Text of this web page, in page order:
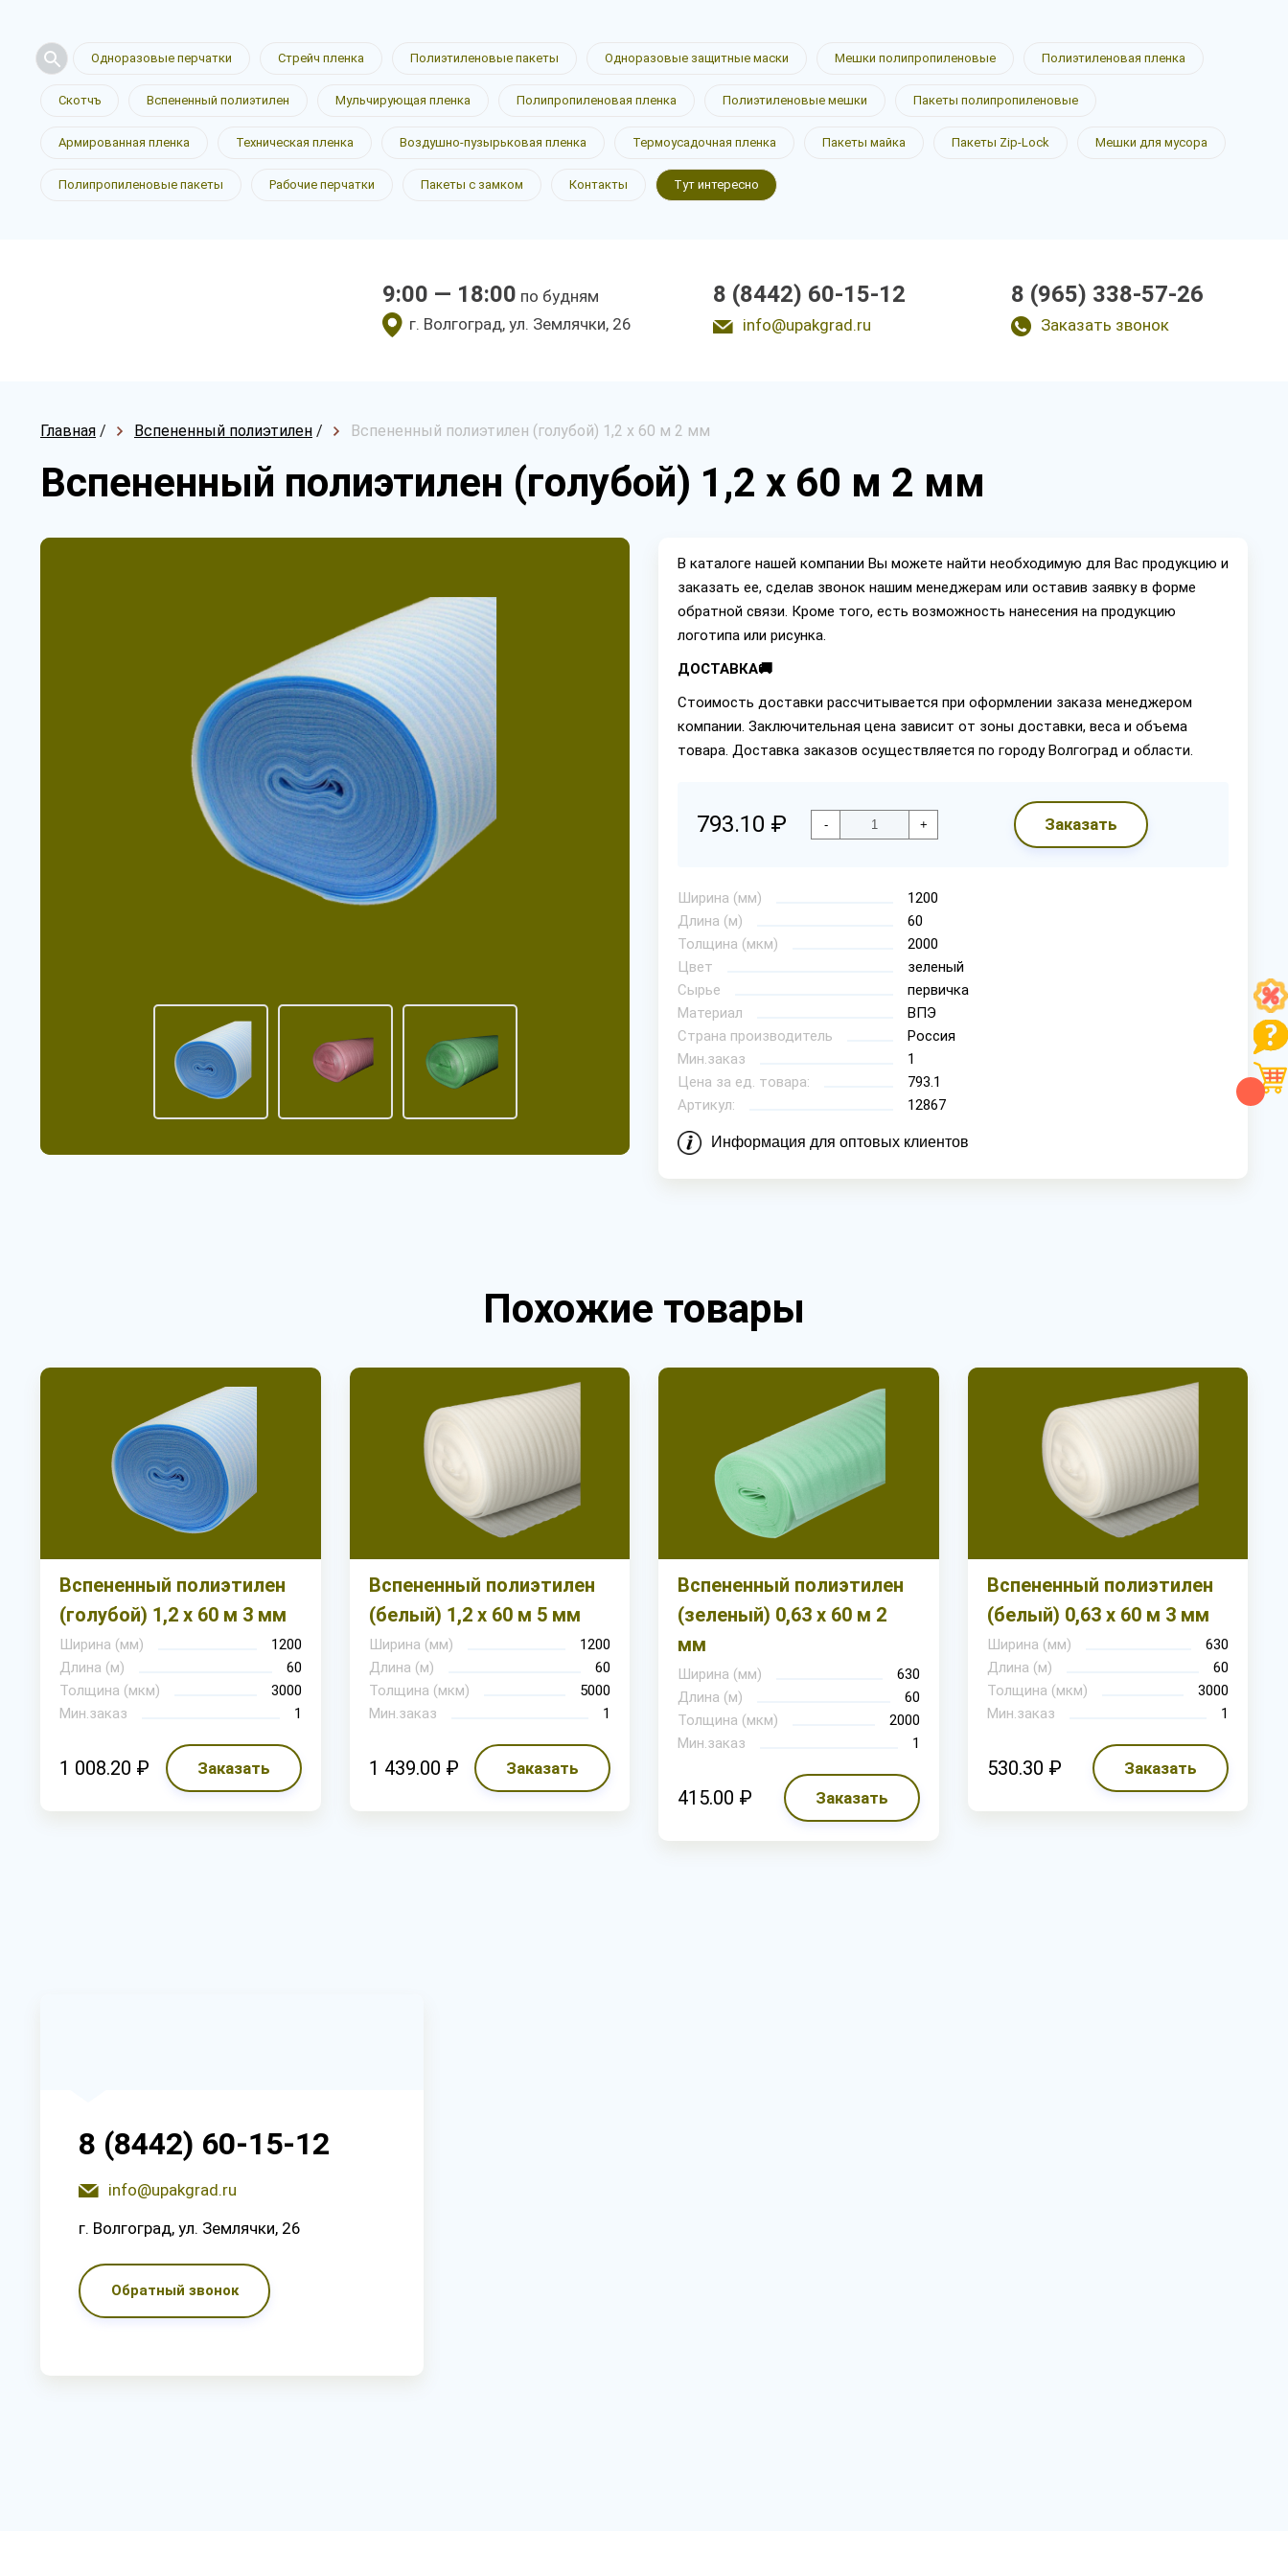
Одноразовые перчатки Стрейч пленка Полиэтиленовые пакеты Одноразовые защитные маски Мешки полипропиленовые Полиэтиленовая пленка
Скотчъ Вспененный полиэтилен Мульчирующая пленка Полипропиленовая пленка Полиэтиленовые мешки Пакеты полипропиленовые
Армированная пленка Техническая пленка Воздушно-пузырьковая пленка Термоусадочная пленка Пакеты майка Пакеты Zip-Lock Мешки для мусора
Полипропиленовые пакеты Рабочие перчатки Пакеты с замком Контакты Тут интересно
9:00 — 18:00 по будням
г. Волгоград, ул. Землячки, 26
8 (8442) 60-15-12
info@upakgrad.ru
8 (965) 338-57-26
Заказать звонок
Главная / Вспененный полиэтилен / Вспененный полиэтилен (голубой) 1,2 х 60 м 2 мм
Вспененный полиэтилен (голубой) 1,2 х 60 м 2 мм
В каталоге нашей компании Вы можете найти необходимую для Вас продукцию и
заказать ее, сделав звонок нашим менеджерам или оставив заявку в форме
обратной связи. Кроме того, есть возможность нанесения на продукцию
логотипа или рисунка.
ДОСТАВКА🚚
Стоимость доставки рассчитывается при оформлении заказа менеджером
компании. Заключительная цена зависит от зоны доставки, веса и объема
товара. Доставка заказов осуществляется по городу Волгоград и области.
793.10 ₽ - + Заказать
Ширина (мм)
1200
Длина (м)
60
Толщина (мкм)
2000
Цвет
зеленый
Сырье
первичка
Материал
ВПЭ
Страна производитель
Россия
Мин.заказ
1
Цена за ед. товара:
793.1
Артикул:
12867
Информация для оптовых клиентов
Похожие товары
Вспененный полиэтилен
(голубой) 1,2 х 60 м 3 мм
Ширина (мм)
1200
Длина (м)
60
Толщина (мкм)
3000
Мин.заказ
1
1 008.20 ₽ Заказать
Вспененный полиэтилен
(белый) 1,2 х 60 м 5 мм
Ширина (мм)
1200
Длина (м)
60
Толщина (мкм)
5000
Мин.заказ
1
1 439.00 ₽ Заказать
Вспененный полиэтилен
(зеленый) 0,63 х 60 м 2
мм
Ширина (мм)
630
Длина (м)
60
Толщина (мкм)
2000
Мин.заказ
1
415.00 ₽ Заказать
Вспененный полиэтилен
(белый) 0,63 х 60 м 3 мм
Ширина (мм)
630
Длина (м)
60
Толщина (мкм)
3000
Мин.заказ
1
530.30 ₽ Заказать
8 (8442) 60-15-12
info@upakgrad.ru
г. Волгоград, ул. Землячки, 26
Обратный звонок